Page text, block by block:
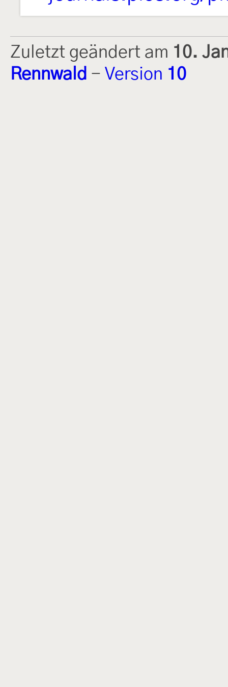
Zuletzt geändert am 10.
Rennwald - Version 10